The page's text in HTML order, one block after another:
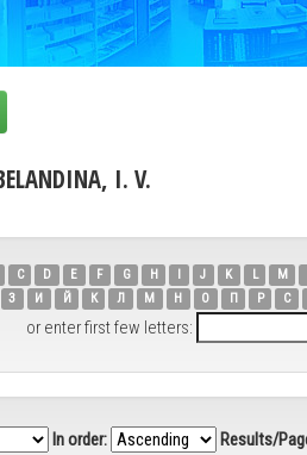
I. V.
C D E F G H I J K L M
З И Й К Л М Н О П Р С
or enter first few letters:
In order: Results/